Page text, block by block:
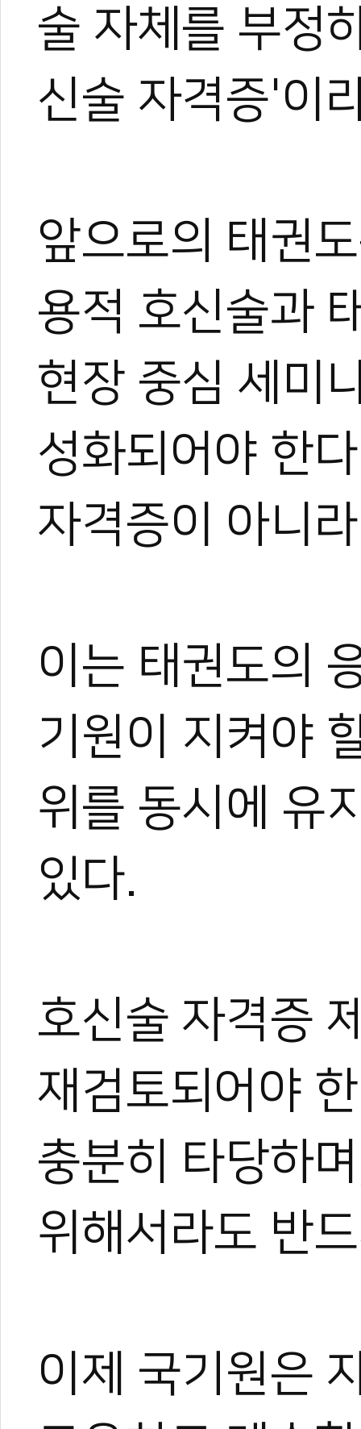
술 자체를 부정
신술 자격증'이
앞으로의 태권
용적 호신술과
현장 중심 세미
성화되어야 한
자격증이 아니
이는 태권도의
기원이 지켜야
위를 동시에 유
있다.
호신술 자격증
재검토되어야
충분히 타당하
위해서라도 반
이제 국기원은
테헤란로가 태
국기원·세이브
1 0